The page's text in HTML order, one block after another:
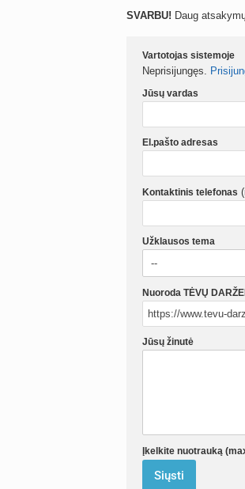
SVARBU! Daug
Vartotojas sistemoje
Neprisijungęs.
Jūsų vardas
El.pašto adresas
Kontaktinis telefonas
Užklausos tema
Nuoroda TĖVŲ
Jūsų žinutė
Įkelkite nuotrauką